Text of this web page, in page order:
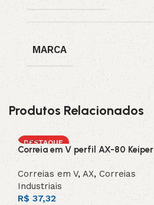
MARCA
Produtos Relacionados
DESTAQUE
Correia em V perfil AX-80 Keiper
Correias em V,AX, Correias
Industriais
R$ 37,32